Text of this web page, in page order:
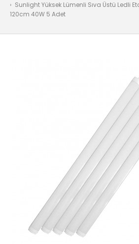
Sunlight Yüksek Lümenli Sıva Üstü Ledli
120cm 40W 5 Adet